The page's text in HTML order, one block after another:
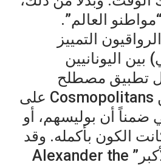
العالم”.
التمييز
بين اليونانيين
تطبيق مصطلح
الكوزموبوليتانيين Cosmopolitans على
ضمناً أن بوليسهم، أو
الكون بأكمله. وقد
ثبط “الإسكندر الأكبر” Alexander the